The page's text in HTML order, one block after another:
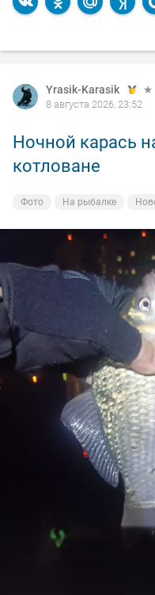
Yrasik-Karasik
8 августа 2026, 23:52
Ночной карась
котловане
Фото На рыбалке